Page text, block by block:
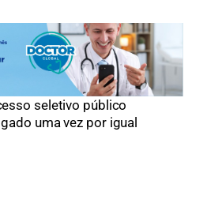
seletivo público
uma vez por igual